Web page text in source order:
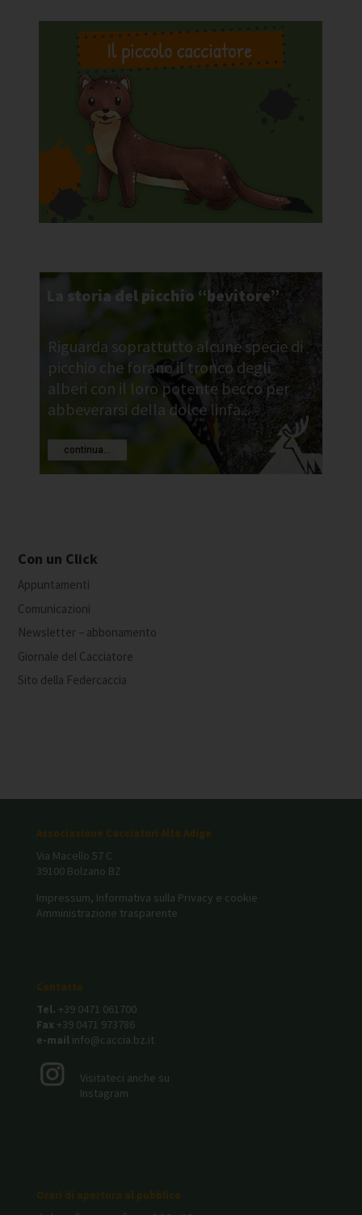
La storia del picchio “bevitore”
Riguarda soprattutto alcune specie di
picchio che forano il tronco degli
alberi con il loro potente becco per
abbeverarsi della dolce linfa...
continua...
Con un Click
Appuntamenti
Comunicazioni
Newsletter – abbonamento
Giornale del Cacciatore
Sito della Federcaccia
Associazione Cacciatori Alto Adige
Via Macello 57 C
39100 Bolzano BZ
Impressum, Informativa sulla Privacy e cookie
Amministrazione trasparente
Contatto
Tel. +39 0471 061700
Fax +39 0471 973786
e-mail info@caccia.bz.it
Visitateci anche su
Instagram
Orari di apertura al pubblico